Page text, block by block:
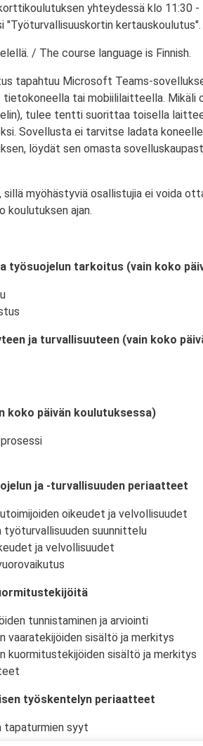
yhteydessä klo 11:30 -
"Työturvallisuuskortin kertauskoulutus".
/ The course language is Finnish.
tapahtuu Microsoft Teams-
tai mobiililaitteella. Mikäli
tulee tentti suorittaa toisella
Sovellusta ei tarvitse ladata
löydät sen omasta
myöhästyviä osallistujia ei voida
koulutuksen ajan.
työsuojelun tarkoitus (vain koko
ja turvallisuuteen (vain koko
koko päivän koulutuksessa)
ja -turvallisuuden periaatteet
oikeudet ja velvollisuudet
työturvallisuuden suunnittelu
ja velvollisuudet
tunnistaminen ja arviointi
vaaratekijöiden sisältö ja merkitys
kuormitustekijöiden sisältö ja merkitys
työskentelyn periaatteet
tapaturmien syyt